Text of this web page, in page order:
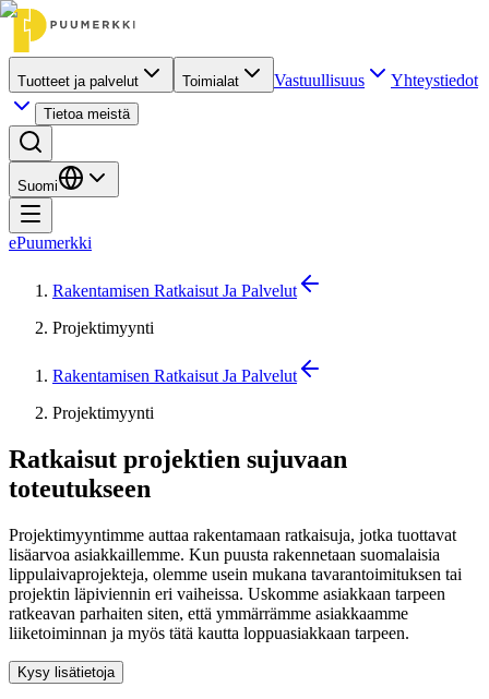
Tuotteet ja palvelut Toimialat Vastuullisuus Yhteystiedot
Tietoa meistä
Suomi
ePuumerkki
Rakentamisen Ratkaisut Ja Palvelut
Projektimyynti
Rakentamisen Ratkaisut Ja Palvelut
Projektimyynti
Ratkaisut projektien sujuvaan
toteutukseen
Projektimyyntimme auttaa rakentamaan ratkaisuja, jotka tuottavat
lisäarvoa asiakkaillemme. Kun puusta rakennetaan suomalaisia
lippulaivaprojekteja, olemme usein mukana tavarantoimituksen tai
projektin läpiviennin eri vaiheissa. Uskomme asiakkaan tarpeen
ratkeavan parhaiten siten, että ymmärrämme asiakkaamme
liiketoiminnan ja myös tätä kautta loppuasiakkaan tarpeen.
Kysy lisätietoja